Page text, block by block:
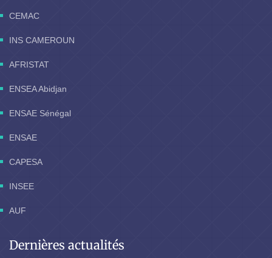
CEMAC
INS CAMEROUN
AFRISTAT
ENSEA Abidjan
ENSAE Sénégal
ENSAE
CAPESA
INSEE
AUF
Dernières actualités